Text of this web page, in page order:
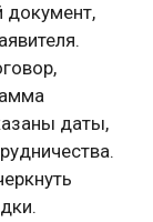
документ,
даты,